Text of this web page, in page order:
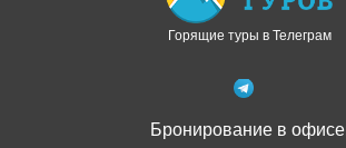
Горящие туры в Телеграм
Бронирование в